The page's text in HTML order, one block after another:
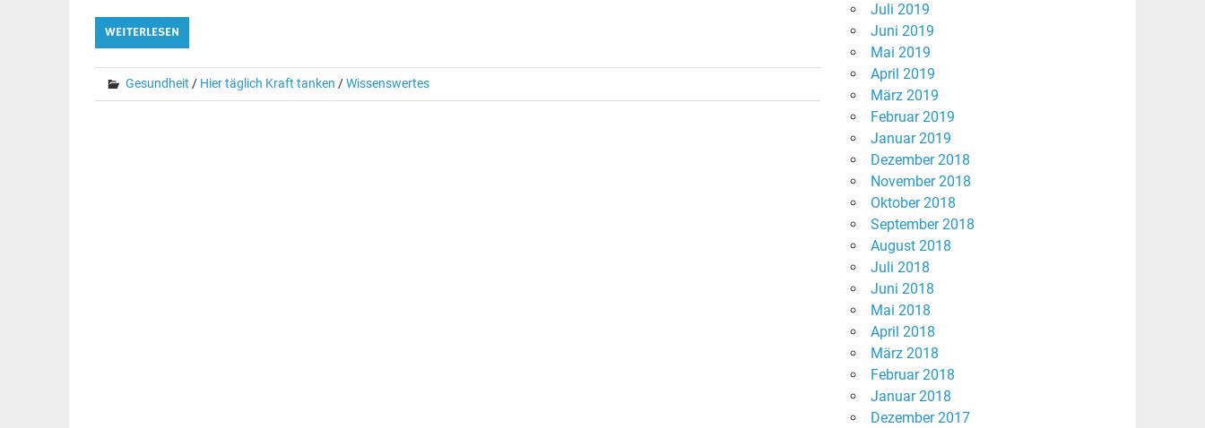
WEITERLESEN
Gesundheit / Hier täglich Kraft tanken /Wissenswertes
Juli 2019
Juni 2019
Mai 2019
April 2019
März 2019
Februar 2019
Januar 2019
Dezember 2018
November 2018
Oktober 2018
September 2018
August 2018
Juli 2018
Juni 2018
Mai 2018
April 2018
März 2018
Februar 2018
Januar 2018
Dezember 2017